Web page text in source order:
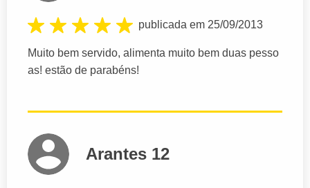
publicada em 25/09/2013
Muito bem servido, alimenta muito bem duas pesso
as! estão de parabéns!
Arantes 12